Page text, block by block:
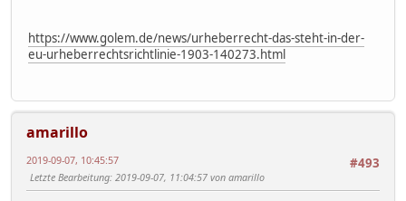
https://www.golem.de/news/urheberrecht-das-steht-in-der-
eu-urheberrechtsrichtlinie-1903-140273.html
amarillo
#493
2019-09-07, 10:45:57
Letzte Bearbeitung: 2019-09-07, 11:04:57 von amarillo